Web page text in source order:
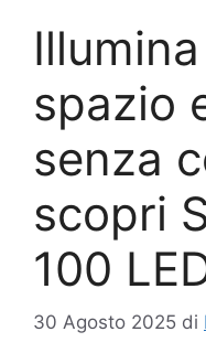
spazio
senza
scopri
100
30 Agosto 2025 di